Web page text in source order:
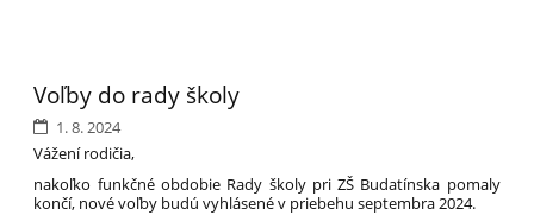
Voľby do rady školy
1. 8. 2024
Vážení rodičia,
nakoľko funkčné obdobie Rady školy pri ZŠ Budatínska pomaly
končí, nové voľby budú vyhlásené v priebehu septembra 2024.